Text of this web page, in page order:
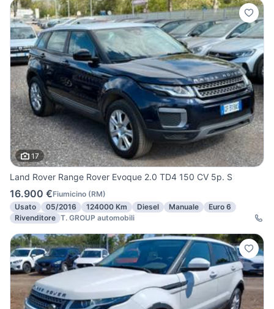
17
Land Rover Range Rover Evoque 2.0 TD4 150 CV 5p. S
16.900 €Fiumicino (RM)
Usato
05/2016 124000 Km Diesel Manuale
Euro 6
Rivenditore T. GROUP automobili